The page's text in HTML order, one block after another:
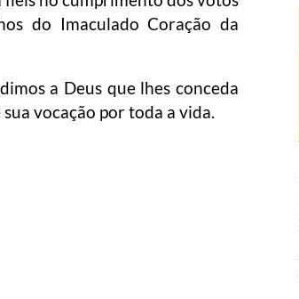
do Imaculado Coração da
a Deus que lhes conceda
vocação por toda a vida.